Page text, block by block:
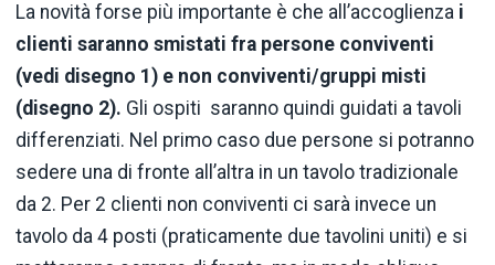
La novità forse più importante è che all’accoglienza i
clienti saranno smistati fra persone conviventi
(vedi disegno 1) e non conviventi/gruppi misti
(disegno 2). Gli ospiti saranno quindi guidati a tavoli
differenziati. Nel primo caso due persone si potranno
sedere una di fronte all’altra in un tavolo tradizionale
da 2. Per 2 clienti non conviventi ci sarà invece un
tavolo da 4 posti (praticamente due tavolini uniti) e si